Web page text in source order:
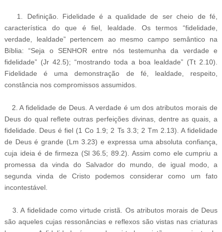
1. Definição. Fidelidade é a qualidade de ser cheio de fé,
característica do que é fiel, lealdade. Os termos “fidelidade,
verdade, lealdade” pertencem ao mesmo campo semântico na
Bíblia: “Seja o SENHOR entre nós testemunha da verdade e
fidelidade” (Jr 42.5); “mostrando toda a boa lealdade” (Tt 2.10).
Fidelidade é uma demonstração de fé, lealdade, respeito,
constância nos compromissos assumidos.
2. A fidelidade de Deus. A verdade é um dos atributos morais de
Deus do qual reflete outras perfeições divinas, dentre as quais, a
fidelidade. Deus é fiel (1 Co 1.9; 2 Ts 3.3; 2 Tm 2.13). A fidelidade
de Deus é grande (Lm 3.23) e expressa uma absoluta confiança,
cuja ideia é de firmeza (Sl 36.5; 89.2). Assim como ele cumpriu a
promessa da vinda do Salvador do mundo, de igual modo, a
segunda vinda de Cristo podemos considerar como um fato
incontestável.
3. A fidelidade como virtude cristã. Os atributos morais de Deus
são aqueles cujas ressonâncias e reflexos são vistas nas criaturas